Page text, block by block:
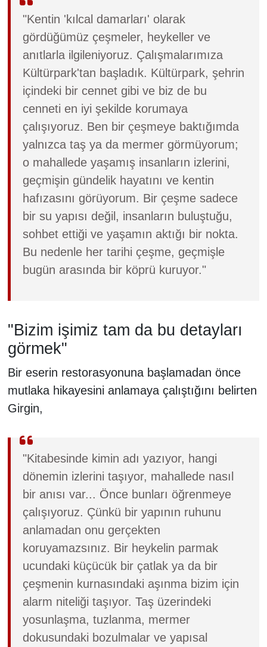
"Kentin 'kılcal damarları' olarak
gördüğümüz çeşmeler, heykeller ve
anıtlarla ilgileniyoruz. Çalışmalarımıza
Kültürpark'tan başladık. Kültürpark, şehrin
içindeki bir cennet gibi ve biz de bu
cenneti en iyi şekilde korumaya
çalışıyoruz. Ben bir çeşmeye baktığımda
yalnızca taş ya da mermer görmüyorum;
o mahallede yaşamış insanların izlerini,
geçmişin gündelik hayatını ve kentin
hafızasını görüyorum. Bir çeşme sadece
bir su yapısı değil, insanların buluştuğu,
sohbet ettiği ve yaşamın aktığı bir nokta.
Bu nedenle her tarihi çeşme, geçmişle
bugün arasında bir köprü kuruyor."
"Bizim işimiz tam da bu detayları
görmek"
Bir eserin restorasyonuna başlamadan önce
mutlaka hikayesini anlamaya çalıştığını belirten
Girgin,
"Kitabesinde kimin adı yazıyor, hangi
dönemin izlerini taşıyor, mahallede nasıl
bir anısı var... Önce bunları öğrenmeye
çalışıyoruz. Çünkü bir yapının ruhunu
anlamadan onu gerçekten
koruyamazsınız. Bir heykelin parmak
ucundaki küçücük bir çatlak ya da bir
çeşmenin kurnasındaki aşınma bizim için
alarm niteliği taşıyor. Taş üzerindeki
yosunlaşma, tuzlanma, mermer
dokusundaki bozulmalar ve yapısal